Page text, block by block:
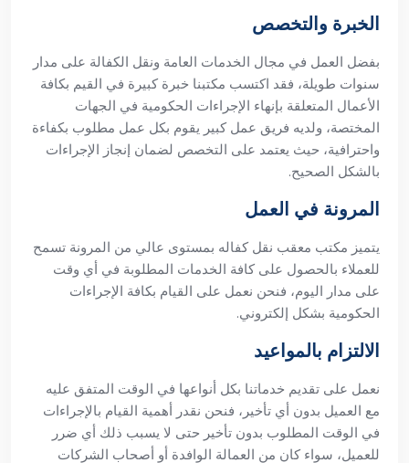
الخبرة والتخصص
بفضل العمل في مجال الخدمات العامة ونقل الكفالة على مدار
سنوات طويلة، فقد اكتسب مكتبنا خبرة كبيرة في القيم بكافة
الأعمال المتعلقة بإنهاء الإجراءات الحكومية في الجهات
المختصة، ولديه فريق عمل كبير يقوم بكل عمل مطلوب بكفاءة
واحترافية، حيث يعتمد على التخصص لضمان إنجاز الإجراءات
بالشكل الصحيح.
المرونة في العمل
يتميز مكتب معقب نقل كفاله بمستوى عالي من المرونة تسمح
للعملاء بالحصول على كافة الخدمات المطلوبة في أي وقت
على مدار اليوم، فنحن نعمل على القيام بكافة الإجراءات
الحكومية بشكل إلكتروني.
الالتزام بالمواعيد
نعمل على تقديم خدماتنا بكل أنواعها في الوقت المتفق عليه
مع العميل بدون أي تأخير، فنحن نقدر أهمية القيام بالإجراءات
في الوقت المطلوب بدون تأخير حتى لا يسبب ذلك أي ضرر
للعميل، سواء كان من العمالة الوافدة أو أصحاب الشركات